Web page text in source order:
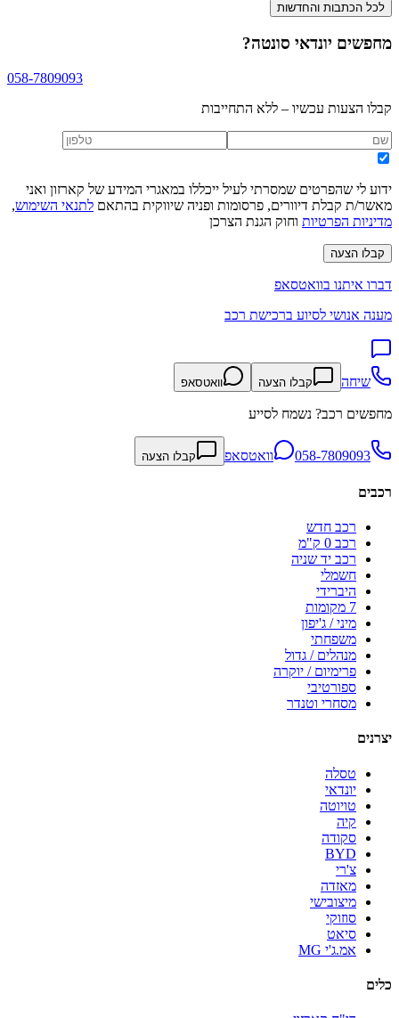
לכל הכתבות והחדשות
מחפשים יונדאי סונטה?
058-7809093
קבלו הצעות עכשיו – ללא התחייבות
ידוע לי שהפרטים שמסרתי לעיל ייכללו במאגרי המידע של קארזון ואני
מאשר/ת קבלת דיוורים, פרסומות ופניה שיווקית בהתאם לתנאי השימוש,
מדיניות הפרטיות וחוק הגנת הצרכן
קבלו הצעה
דברו איתנו בוואטסאפ
מענה אנושי לסיוע ברכישת רכב
שיחה קבלו הצעה וואטסאפ
מחפשים רכב? נשמח לסייע
058-7809093 וואטסאפ קבלו הצעה
רכבים
רכב חדש
רכב 0 ק"מ
רכב יד שניה
חשמלי
היברידי
7 מקומות
מיני / ג'יפון
משפחתי
מנהלים / גדול
פרימיום / יוקרה
ספורטיבי
מסחרי וטנדר
יצרנים
טסלה
יונדאי
טויוטה
קיה
סקודה
BYD
צ'רי
מאזדה
מיצובישי
סוזוקי
סיאט
אמ.ג'י MG
כלים